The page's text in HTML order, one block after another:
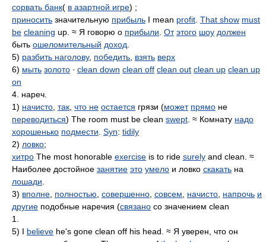
сорвать банк( в азартной игре) ;
приносить значительную прибыль I mean profit That show must
be cleaning up. ≈ Я говорю о прибыли От этого шоу должен
быть ошеломительный доход
5) разбить наголову, победить взять верх
6) мыть золото ∙ clean down clean off clean out clean up clean up
on
4. нареч.
1) начисто так что не остается грязи (может прямо не
переводиться) The room must be clean swept . ≈ Комнату надо
хорошенько подмести Syn: tidily
2) ловко;
хитро The most honorable exercise is to ride surely and clean. ≈
Наиболее достойное занятие это умело и ловко скакать на
лошади
3) вполне полностью совершенно совсем начисто напрочь и
другие подобные наречия (связано со значением clean
1.
5) I believe he's gone clean off his head. ≈ Я уверен, что он